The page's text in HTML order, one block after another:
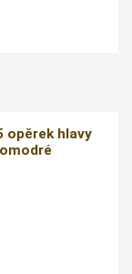
opěrek hlavy